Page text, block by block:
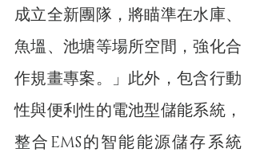
成立全新團隊，將瞄準在水庫、
魚塭、池塘等場所空間，強化合
作規畫專案。」此外，包含行動
性與便利性的電池型儲能系統，
整合EMS的智能能源儲存系統